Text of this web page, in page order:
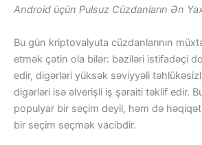
Android üçün Pulsuz Cüzdanların Ən
Bu gün kriptovalyuta cüzdanlarının
etmək çətin ola bilər: bəziləri istifadəçi
edir, digərləri yüksək səviyyəli
digərləri isə əlverişli iş şəraiti təklif edir.
populyar bir seçim deyil, həm də
bir seçim seçmək vacibdir.